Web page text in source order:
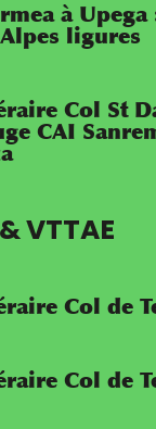
à
ligures
Col St
CAI
VTTAE
Col de
Col de
est
une
votre
en
terrain.